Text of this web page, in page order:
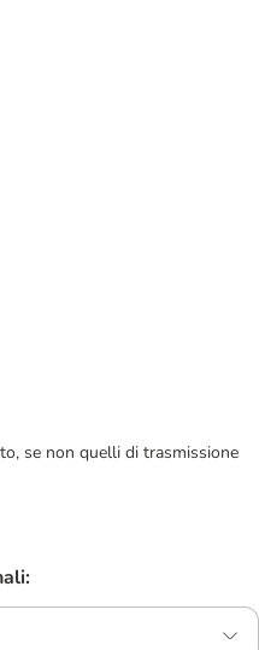
se non quelli di trasmissione